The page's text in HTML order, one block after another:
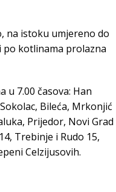
na istoku umjereno do
kotlinama prolazna
u 7.00 časova: Han
Bileća, Mrkonjić
Prijedor, Novi Grad
Trebinje i Rudo 15,
Celzijusovih.